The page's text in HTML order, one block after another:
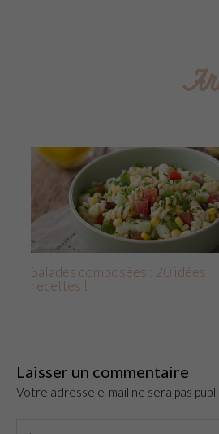
Salades composées : 20 idées
recettes !
Laisser un commentaire
Votre adresse e-mail ne sera pas